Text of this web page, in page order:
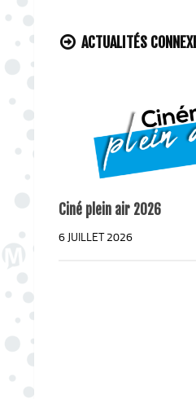
ACTUALITÉS
Ciné plein air 2026
6 JUILLET 2026